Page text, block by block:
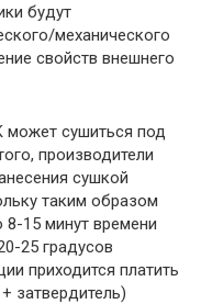
будут
механического
свойств внешнего
может сушиться под
производители
сушкой
таким образом
8-15 минут времени
25 градусов
приходится платить
затвердитель)